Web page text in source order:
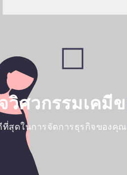
วิศวกรรมเค
ที่สุดในการจัดการธุรกิจของคุ